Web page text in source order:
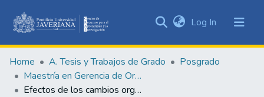
&
Collections
All of DSpace
Log In (current)
Home A. Tesis y Trabajos de Grado
Posgrado
Maestría en Gerencia de Organizaciones de Salud
Efectos de los cambios organizacionales en un programa de riesgo cardiovascular de una institución prestadora de servicios de salud”